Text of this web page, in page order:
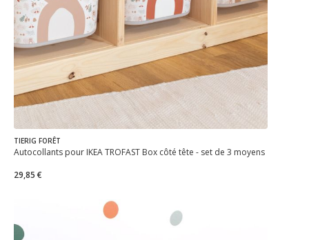
TIERIG FORÊT
Autocollants pour IKEA TROFAST Box côté tête - set de 3 moyens
29,85 €